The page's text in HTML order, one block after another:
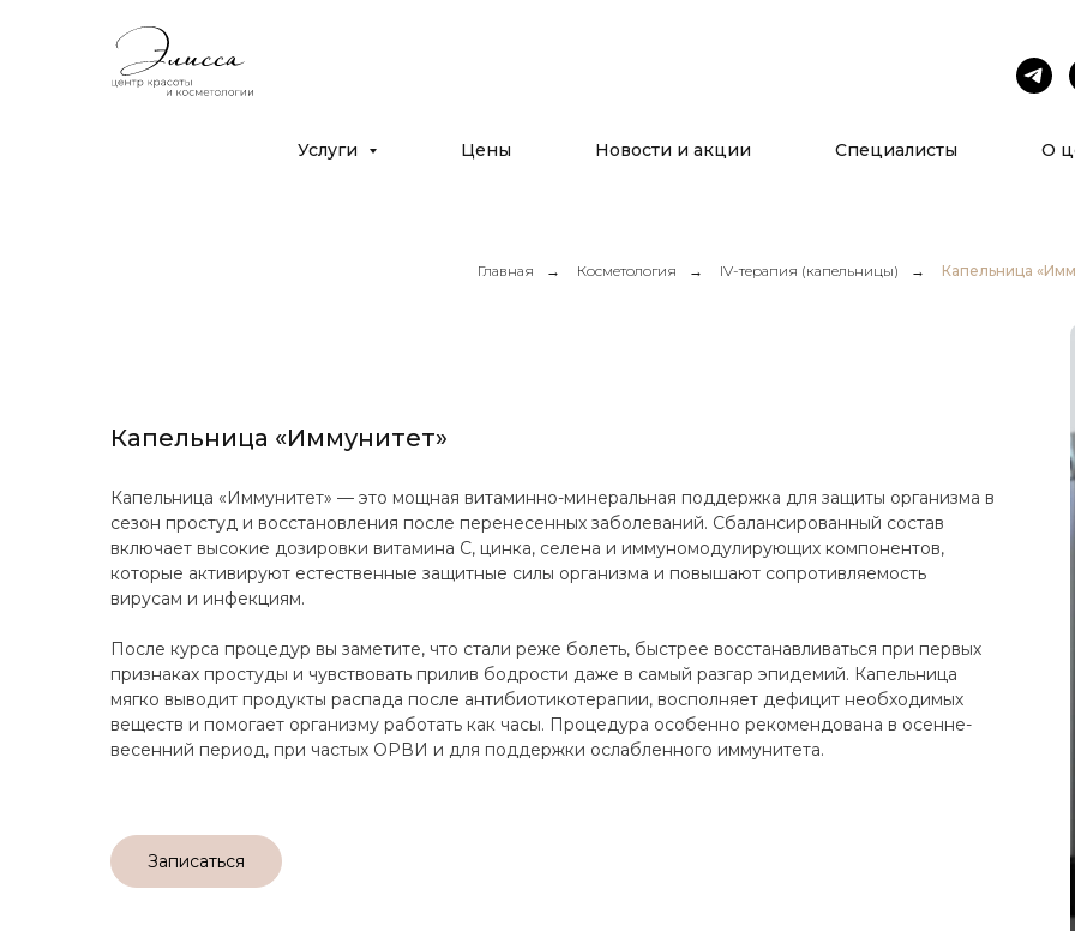
Услуги Цены Новости и акции Специалисты О
Главная → Косметология → IV-терапия (капельницы) → Капельница
Капельница «Иммунитет»
Капельница «Иммунитет» — это мощная витаминно-минеральная поддержка для защиты организма в
сезон простуд и восстановления после перенесенных заболеваний. Сбалансированный состав
включает высокие дозировки витамина С, цинка, селена и иммуномодулирующих компонентов,
которые активируют естественные защитные силы организма и повышают сопротивляемость
вирусам и инфекциям.
После курса процедур вы заметите, что стали реже болеть, быстрее восстанавливаться при первых
признаках простуды и чувствовать прилив бодрости даже в самый разгар эпидемий. Капельница
мягко выводит продукты распада после антибиотикотерапии, восполняет дефицит необходимых
веществ и помогает организму работать как часы. Процедура особенно рекомендована в осенне-
весенний период, при частых ОРВИ и для поддержки ослабленного иммунитета.
Записаться